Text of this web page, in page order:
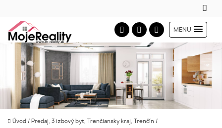
MENU
Úvod / Predaj, 3 izbový byt, Trenčiansky kraj, Trenčín /